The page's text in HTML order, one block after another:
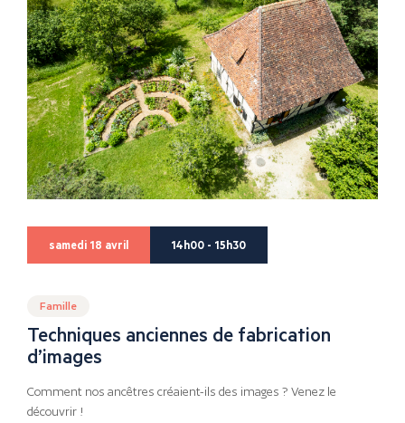
samedi 18 avril 14h00 - 15h30
Famille
Techniques anciennes de fabrication
d’images
Comment nos ancêtres créaient-ils des images ? Venez le
découvrir !